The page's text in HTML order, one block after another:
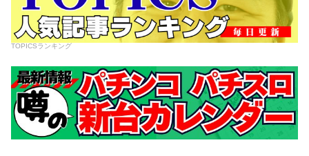
TOPICSランキング